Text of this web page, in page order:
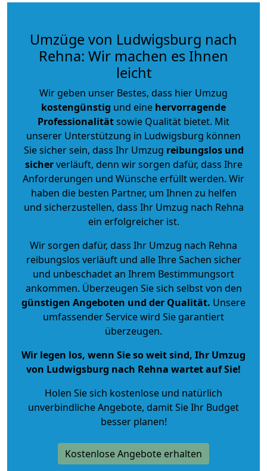
Umzüge von Ludwigsburg nach
Rehna: Wir machen es Ihnen
leicht
Wir geben unser Bestes, dass hier Umzug
kostengünstig und eine hervorragende
Professionalitätsowie Qualität bietet. Mit
unserer Unterstützung in Ludwigsburg können
Sie sicher sein, dass Ihr Umzug reibungslos und
sicherverläuft, denn wir sorgen dafür, dass Ihre
Anforderungen und Wünsche erfüllt werden. Wir
haben die besten Partner, um Ihnen zu helfen
und sicherzustellen, dass Ihr Umzug nach Rehna
ein erfolgreicher ist.
Wir sorgen dafür, dass Ihr Umzug nach Rehna
reibungslos verläuft und alle Ihre Sachen sicher
und unbeschadet an Ihrem Bestimmungsort
ankommen. Überzeugen Sie sich selbst von den
günstigen Angeboten und der Qualität. Unsere
umfassender Service wird Sie garantiert
überzeugen.
Wir legen los, wenn Sie so weit sind, Ihr Umzug
von Ludwigsburg nach Rehna wartet auf Sie!
Holen Sie sich kostenlose und natürlich
unverbindliche Angebote, damit Sie Ihr Budget
besser planen!
Kostenlose Angebote erhalten